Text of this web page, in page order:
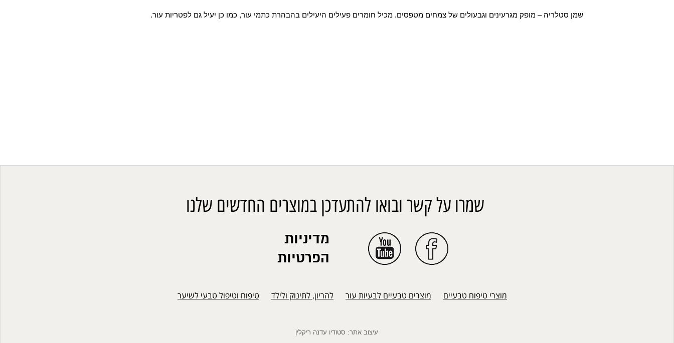
שמן סטלריה – מופק מגרעינים וגבעולים של צמחים מטפסים. מכיל חומרים פעילים היעילים בהבהרת כתמי עור, כמו כן יעיל גם לפטריות עור.
שמרו על קשר ובואו להתעדכן במוצרים החדשים שלנו
עיצוב אתר: סטודיו עדנה ריקלין
מוצרי טיפוח טבעיים מוצרים טבעיים לבעיות עור להריון, לתינוק ולילד טיפוח וטיפול טבעי לשיער
מדיניות
הפרטיות